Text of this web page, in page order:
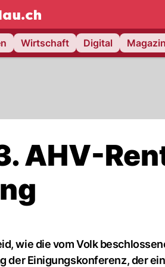
NAU.ch
Wirtschaft Digital
AHV-
wie die vom Volk
Einigungskonferenz, der